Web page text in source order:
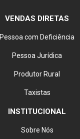
VENDAS DIRETAS
Pessoa com Deficiência
Pessoa Jurídica
Produtor Rural
Taxistas
INSTITUCIONAL
Sobre Nós